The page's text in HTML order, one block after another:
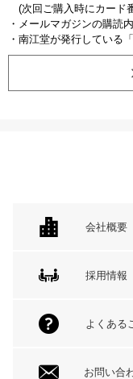
(次回ご購入時にカード
・メールマガジンの購読
・南江堂が発行している
会社概要
採用情報
よくある
お問い合